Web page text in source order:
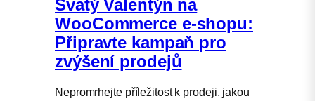
Svatý Valentýn na
WooCommerce e-shopu:
Připravte kampaň pro
zvýšení prodejů
Nepromrhejte příležitost k prodeji, jakou